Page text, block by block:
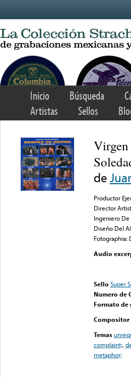
Inicio Búsqueda
Artistas
Sellos
de
Productor
Director
Ingeniero De
Diseño Del
Fotographia:
Audio
Sello Super
Numero de
Formato de
Compositor
Temas
complaint;,
metaphor;